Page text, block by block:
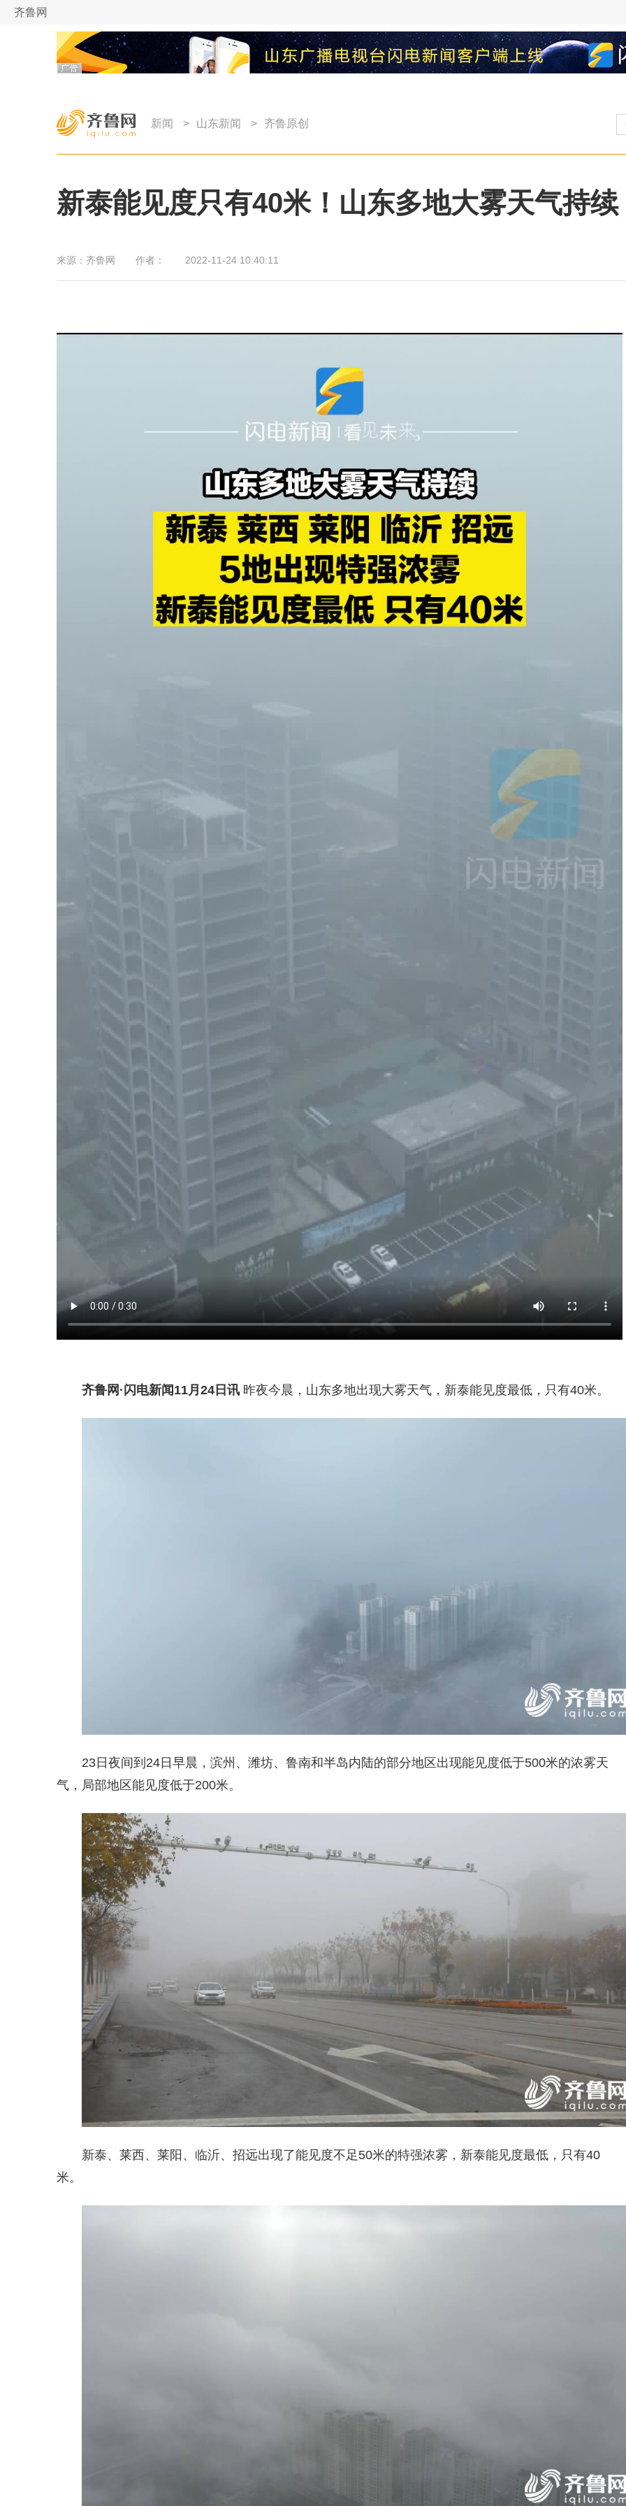
齐鲁网
新闻 > 山东新闻 > 齐鲁原创
新泰能见度只有40米！山东多地大雾天气持
来源： 齐鲁网 作者： 2022-11-24 10:40:11
齐鲁网 ·闪电新闻11月24日讯昨夜今晨，山东多地出现大雾天气，新泰能见度最低，只有40米。
23日夜间到24日早晨，滨州、潍坊、鲁南和半岛内陆的部分地区出现能见度低于500米的浓雾天
气，局部地区能见度低于200米。
新泰、莱西、莱阳、临沂、招远出现了能见度不足50米的特强浓雾，新泰能见度最低，只有40
米。